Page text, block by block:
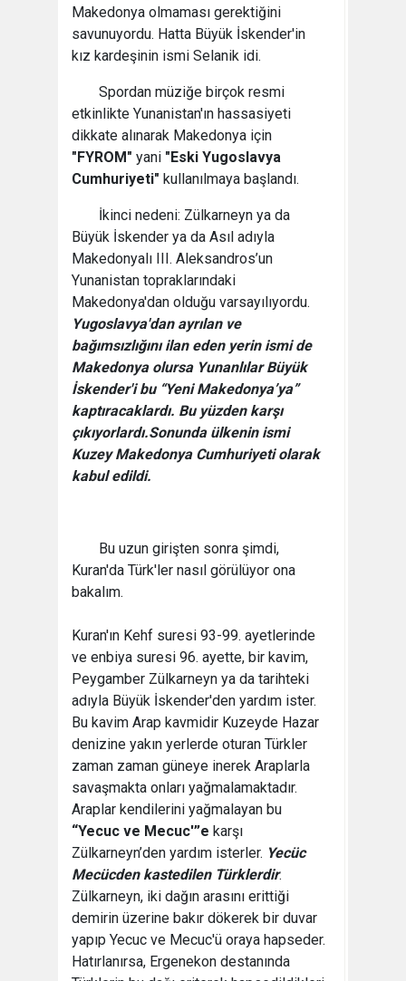
Makedonya olmaması gerektiğini
savunuyordu. Hatta Büyük İskender'in
kız kardeşinin ismi Selanik idi.
Spordan müziğe birçok resmi
etkinlikte Yunanistan'ın hassasiyeti
dikkate alınarak Makedonya için
"FYROM" yani "Eski Yugoslavya
Cumhuriyeti" kullanılmaya başlandı.
İkinci nedeni: Zülkarneyn ya da
Büyük İskender ya da Asıl adıyla
Makedonyalı III. Aleksandros’un
Yunanistan topraklarındaki
Makedonya'dan olduğu varsayılıyordu.
Yugoslavya'dan ayrılan ve
bağımsızlığını ilan eden yerin ismi de
Makedonya olursa Yunanlılar Büyük
İskender'i bu “Yeni Makedonya’ya”
kaptıracaklardı. Bu yüzden karşı
çıkıyorlardı.Sonunda ülkenin ismi
Kuzey Makedonya Cumhuriyeti olarak
kabul edildi.
Bu uzun girişten sonra şimdi,
Kuran'da Türk'ler nasıl görülüyor ona
bakalım.
Kuran'ın Kehf suresi 93-99. ayetlerinde
ve enbiya suresi 96. ayette, bir kavim,
Peygamber Zülkarneyn ya da tarihteki
adıyla Büyük İskender'den yardım ister.
Bu kavim Arap kavmidir Kuzeyde Hazar
denizine yakın yerlerde oturan Türkler
zaman zaman güneye inerek Araplarla
savaşmakta onları yağmalamaktadır.
Araplar kendilerini yağmalayan bu
“Yecuc ve Mecuc'”e karşı
Zülkarneyn’den yardım isterler. Yecüc
Mecücden kastedilen Türklerdir.
Zülkarneyn, iki dağın arasını erittiği
demirin üzerine bakır dökerek bir duvar
yapıp Yecuc ve Mecuc'ü oraya hapseder.
Hatırlanırsa, Ergenekon destanında